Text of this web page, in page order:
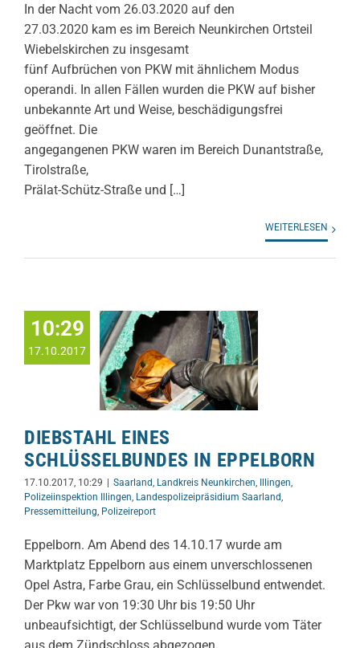
In der Nacht vom 26.03.2020 auf den
27.03.2020 kam es im Bereich Neunkirchen Ortsteil
Wiebelskirchen zu insgesamt
fünf Aufbrüchen von PKW mit ähnlichem Modus
operandi. In allen Fällen wurden die PKW auf bisher
unbekannte Art und Weise, beschädigungsfrei
geöffnet. Die
angegangenen PKW waren im Bereich Dunantstraße,
Tirolstraße,
Prälat-Schütz-Straße und […]
WEITERLESEN
10:29
17.10.2017
DIEBSTAHL EINES
SCHLÜSSELBUNDES IN EPPELBORN
17.10.2017, 10:29 Saarland, Landkreis Neunkirchen, Illingen,
Polizeiinspektion Illingen, Landespolizeipräsidium Saarland,
Pressemitteilung, Polizeireport
Eppelborn. Am Abend des 14.10.17 wurde am
Marktplatz Eppelborn aus einem unverschlossenen
Opel Astra, Farbe Grau, ein Schlüsselbund entwendet.
Der Pkw war von 19:30 Uhr bis 19:50 Uhr
unbeaufsichtigt, der Schlüsselbund wurde vom Täter